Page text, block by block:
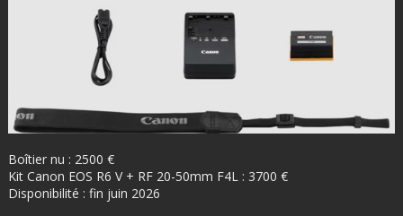
Boîtier nu : 2500 €
Kit Canon EOS R6 V + RF 20-50mm F4L : 3700 €
Disponibilité : fin juin 2026